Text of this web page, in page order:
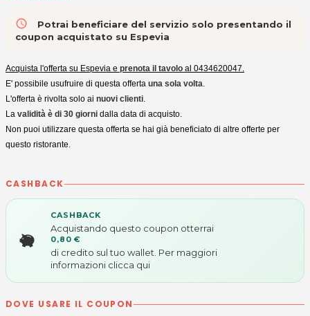
access_time
Potrai beneficiare del servizio solo presentando il
coupon acquistato su Espevia
Acquista l'offerta su Espevia e prenota il tavolo al 0434620047.
E' possibile usufruire di questa offerta una sola volta
L'offerta è rivolta solo ai nuovi clienti
La validità è di 30 giorni dalla data di acquisto.
Non puoi utilizzare questa offerta se hai già beneficiato di altre offerte per
questo ristorante.
CASHBACK
CASHBACK
Acquistando questo coupon otterrai
0,80 €
di credito sul tuo wallet. Per maggiori
informazioni clicca qui
DOVE USARE IL COUPON